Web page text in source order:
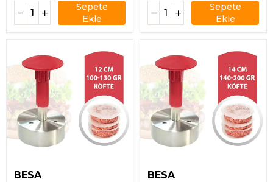
Sepete
Ekle
Sepete
Ekle
BESA
BESA